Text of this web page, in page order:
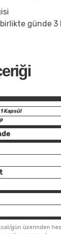
günde
1 Kapsül
gün üzerinden